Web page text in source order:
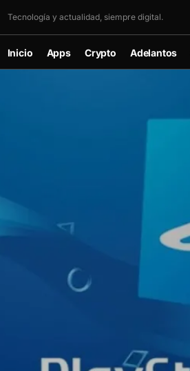
Tecnología y actualidad, siempre digital.
Inicio Apps Crypto Adelantos